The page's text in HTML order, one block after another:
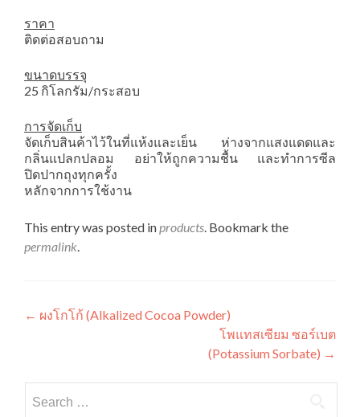
ราคา
ติดต่อสอบถาม
ขนาดบรรจุ
25 กิโลกรัม/กระสอบ
การจัดเก็บ
จัดเก็บสินค้าไว้ในที่แห้งและเย็น ห่างจากแสงแดดและ
กลิ่นแปลกปลอม อย่าให้ถูกความชื้น และทําการซีล
ปิดปากถุงทุกครั้ง
หลักจากการใช้งาน
This entry was posted inproducts. Bookmark the
permalink.
Post navigation
← ผงโกโก้ (Alkalized Cocoa Powder)
โพแทสเซียม ซอร์เบต
(Potassium Sorbate) →